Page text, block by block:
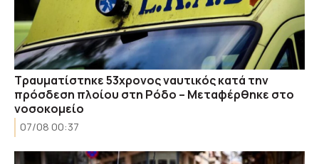
Τραυματίστηκε 53χρονος ναυτικός κατά την
πρόσδεση πλοίου στη Ρόδο – Μεταφέρθηκε στο
νοσοκομείο
07/08 00:37